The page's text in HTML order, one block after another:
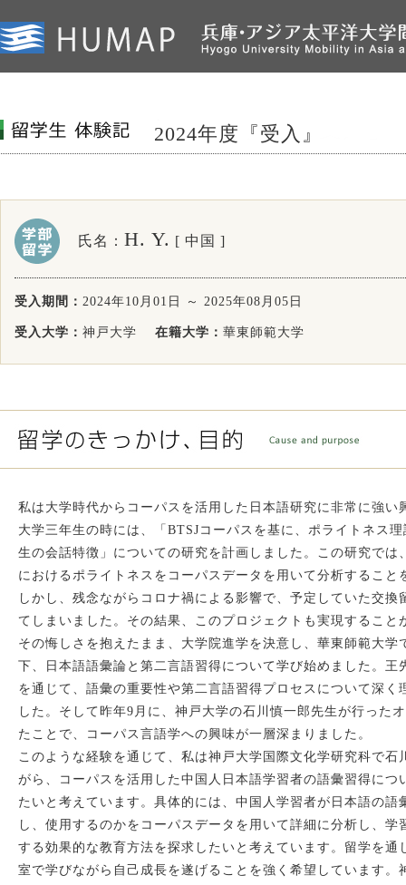
2024年度『受入』
氏名： H. Y. [ 中国 ]
受入期間： 2024年10月01日 ～ 2025年08月05日
受入大学： 神戸大学 在籍大学： 華東師範大学
私は大学時代からコーパスを活用した日本語研究に非常に強い
大学三年生の時には、「BTSJコーパスを基に、ポライトネス
生の会話特徴」についての研究を計画しました。この研究では
におけるポライトネスをコーパスデータを用いて分析すること
しかし、残念ながらコロナ禍による影響で、予定していた交換
てしまいました。その結果、このプロジェクトも実現すること
その悔しさを抱えたまま、大学院進学を決意し、華東師範大学
下、日本語語彙論と第二言語習得について学び始めました。王
を通じて、語彙の重要性や第二言語習得プロセスについて深く
した。そして昨年9月に、神戸大学の石川慎一郎先生が行った
たことで、コーパス言語学への興味が一層深まりました。
このような経験を通じて、私は神戸大学国際文化学研究科で石
がら、コーパスを活用した中国人日本語学習者の語彙習得につ
たいと考えています。具体的には、中国人学習者が日本語の語
し、使用するのかをコーパスデータを用いて詳細に分析し、学
する効果的な教育方法を探求したいと考えています。留学を通
室で学びながら自己成長を遂げることを強く希望しています。